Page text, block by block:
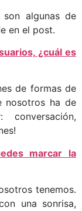
son algunas de
en el post.
¿cuál es
de formas de
nosotros ha de
marcar la
tenemos.
una sonrisa,